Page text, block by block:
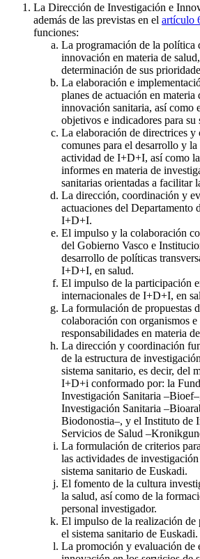
La Dirección de Investigación e
además de las previstas en el artículo
funciones:
La programación de la política
innovación en materia de
determinación de sus
La elaboración e
planes de actuación en
innovación sanitaria, así como
objetivos e indicadores para su
La elaboración de directrices y
comunes para el desarrollo y
actividad de I+D+I, así como
informes en materia de
sanitarias orientadas a facilitar
La dirección, coordinación y
actuaciones del Departamento
I+D+I.
El impulso y la colaboración
del Gobierno Vasco e
desarrollo de políticas
I+D+I, en salud.
El impulso de la participación
internacionales de I+D+I, en
La formulación de propuestas
colaboración con organismos
responsabilidades en materia
La dirección y coordinación
de la estructura de
sistema sanitario, es decir, del
I+D+i conformado por: la
Investigación Sanitaria
Investigación Sanitaria
Biodonostia–, y el Instituto de
Servicios de Salud
La formulación de criterios
las actividades de
sistema sanitario de Euskadi.
El fomento de la cultura
la salud, así como de la
personal investigador.
El impulso de la realización
el sistema sanitario de Euskadi.
La promoción y evaluación de